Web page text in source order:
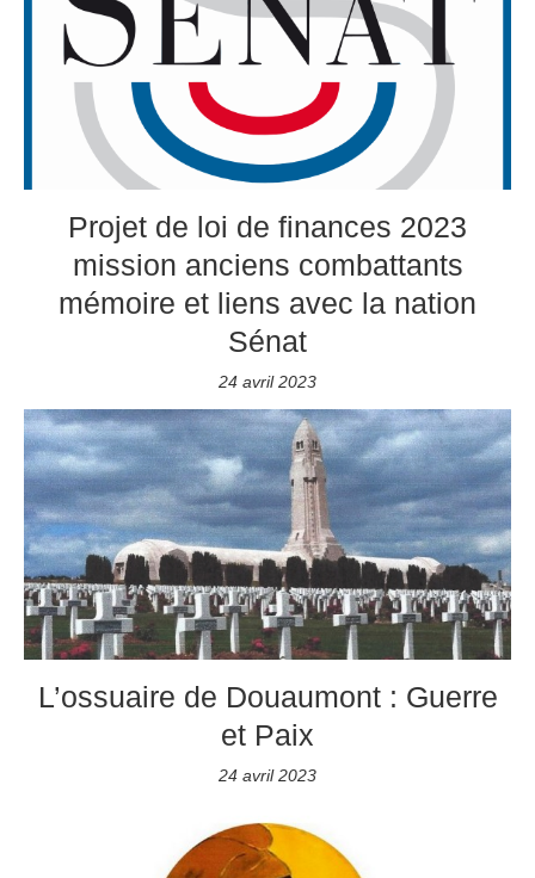
Projet de loi de finances 2023
mission anciens combattants
mémoire et liens avec la nation
Sénat
24 avril 2023
L’ossuaire de Douaumont : Guerre
et Paix
24 avril 2023